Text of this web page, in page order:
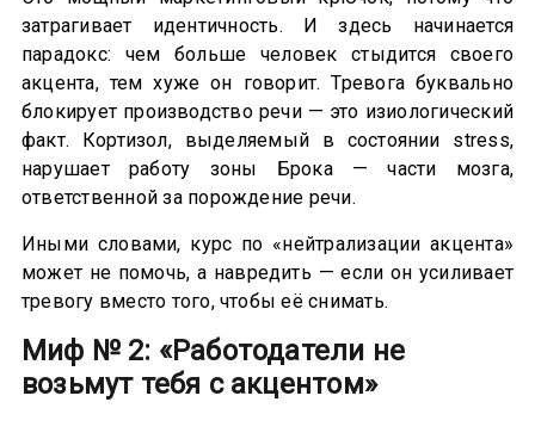
затрагивает идентичность. И здесь начинается
парадокс: чем больше человек стыдится своего
акцента, тем хуже он говорит. Тревога буквально
блокирует производство речи — это изиологический
факт. Кортизол, выделяемый в состоянии stress,
нарушает работу зоны Брока — части мозга,
ответственной за порождение речи.
Иными словами, курс по «нейтрализации акцента»
может не помочь, а навредить — если он усиливает
тревогу вместо того, чтобы её снимать.
Миф № 2: «Работодатели не
возьмут тебя с акцентом»